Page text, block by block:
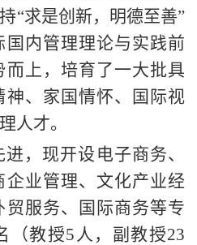
“求是创新，明德至善”
内管理理论与实践前
上，培育了一大批具
、家国情怀、国际视
人才。
，现开设电子商务、
业管理、文化产业经
服务、国际商务等专
（教授5人，副教授23